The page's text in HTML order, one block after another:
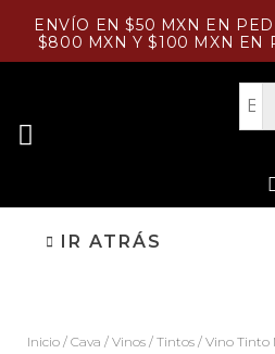
contenido
ENVÍO EN $50 MXN EN
$800 MXN Y $100 MXN EN
Menu
IR ATRÁS
Inicio / Cava / Vinos / Tintos / Vino Tinto